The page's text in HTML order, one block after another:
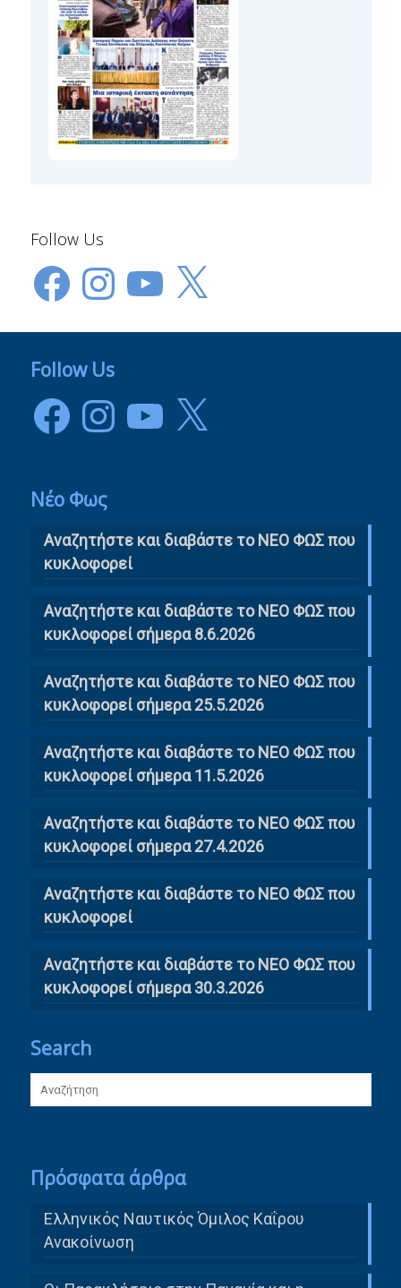
Follow Us
FacebookInstagramYouTube
X
Follow Us
FacebookInstagramYouTube
X
Νέο Φως
Αναζητήστε και διαβάστε το NΕΟ ΦΩΣ που
κυκλοφορεί
Αναζητήστε και διαβάστε το ΝΕΟ ΦΩΣ που
κυκλοφορεί σήμερα 8.6.2026
Αναζητήστε και διαβάστε το ΝΕΟ ΦΩΣ που
κυκλοφορεί σήμερα 25.5.2026
Αναζητήστε και διαβάστε το ΝΕΟ ΦΩΣ που
κυκλοφορεί σήμερα 11.5.2026
Αναζητήστε και διαβάστε το ΝΕΟ ΦΩΣ που
κυκλοφορεί σήμερα 27.4.2026
Αναζητήστε και διαβάστε το ΝΕΟ ΦΩΣ που
κυκλοφορεί
Αναζητήστε και διαβάστε το ΝΕΟ ΦΩΣ που
κυκλοφορεί σήμερα 30.3.2026
Search
Πρόσφατα άρθρα
Ελληνικός Ναυτικός Όμιλος Καΐρου
Ανακοίνωση